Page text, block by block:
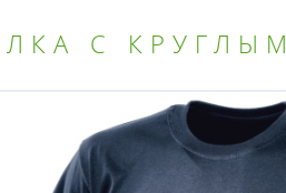
С КРУГЛЫМ